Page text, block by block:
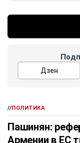
Дзен
//ПОЛИТИКА
Пашинян:
Армении в ЕС